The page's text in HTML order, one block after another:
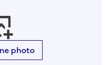
photo